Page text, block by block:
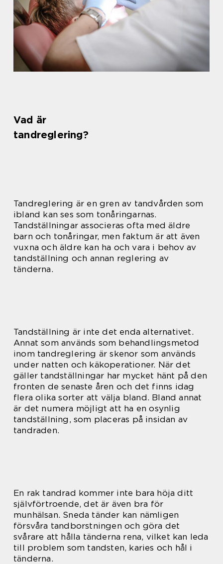
Vad är
tandreglering?
Tandreglering är en gren av tandvården som
ibland kan ses som tonåringarnas.
Tandställningar associeras ofta med äldre
barn och tonåringar, men faktum är att även
vuxna och äldre kan ha och vara i behov av
tandställning och annan reglering av
tänderna.
Tandställning är inte det enda alternativet.
Annat som används som behandlingsmetod
inom tandreglering är skenor som används
under natten och käkoperationer. När det
gäller tandställningar har mycket hänt på den
fronten de senaste åren och det finns idag
flera olika sorter att välja bland. Bland annat
är det numera möjligt att ha en osynlig
tandställning, som placeras på insidan av
tandraden.
En rak tandrad kommer inte bara höja ditt
självförtroende, det är även bra för
munhälsan. Sneda tänder kan nämligen
försvåra tandborstningen och göra det
svårare att hålla tänderna rena, vilket kan leda
till problem som tandsten, karies och hål i
tänderna.